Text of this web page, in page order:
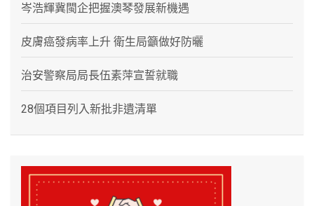
岑浩輝冀閩企把握澳琴發展新機遇
皮膚癌發病率上升 衛生局籲做好防曬
治安警察局局長伍素萍宣誓就職
28個項目列入新批非遺清單